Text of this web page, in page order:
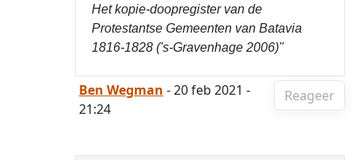
Het kopie-doopregister van de
Protestantse Gemeenten van Batavia
1816-1828 ('s-Gravenhage 2006)"
Reageer
Ben Wegman - 20 feb 2021 -
21:24